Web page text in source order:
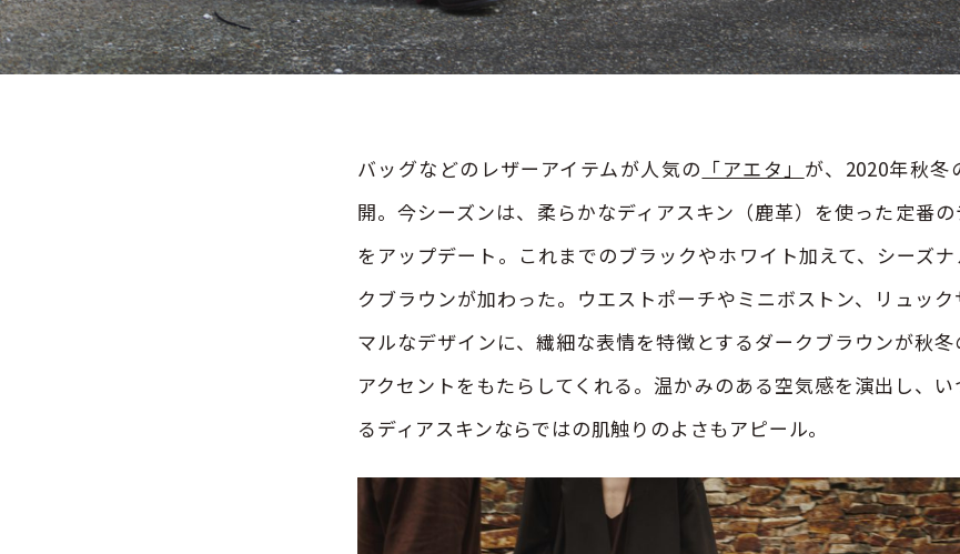
バッグなどのレザーアイテムが人気の 「アエタ」 が、2020年秋冬
開。今シーズンは、柔らかなディアスキン（鹿革）を使った定番
をアップデート。これまでのブラックやホワイト加えて、シーズ
クブラウンが加わった。ウエストポーチやミニボストン、リュッ
マルなデザインに、繊細な表情を特徴とするダークブラウンが秋
アクセントをもたらしてくれる。温かみのある空気感を演出し、
るディアスキンならではの肌触りのよさもアピール。